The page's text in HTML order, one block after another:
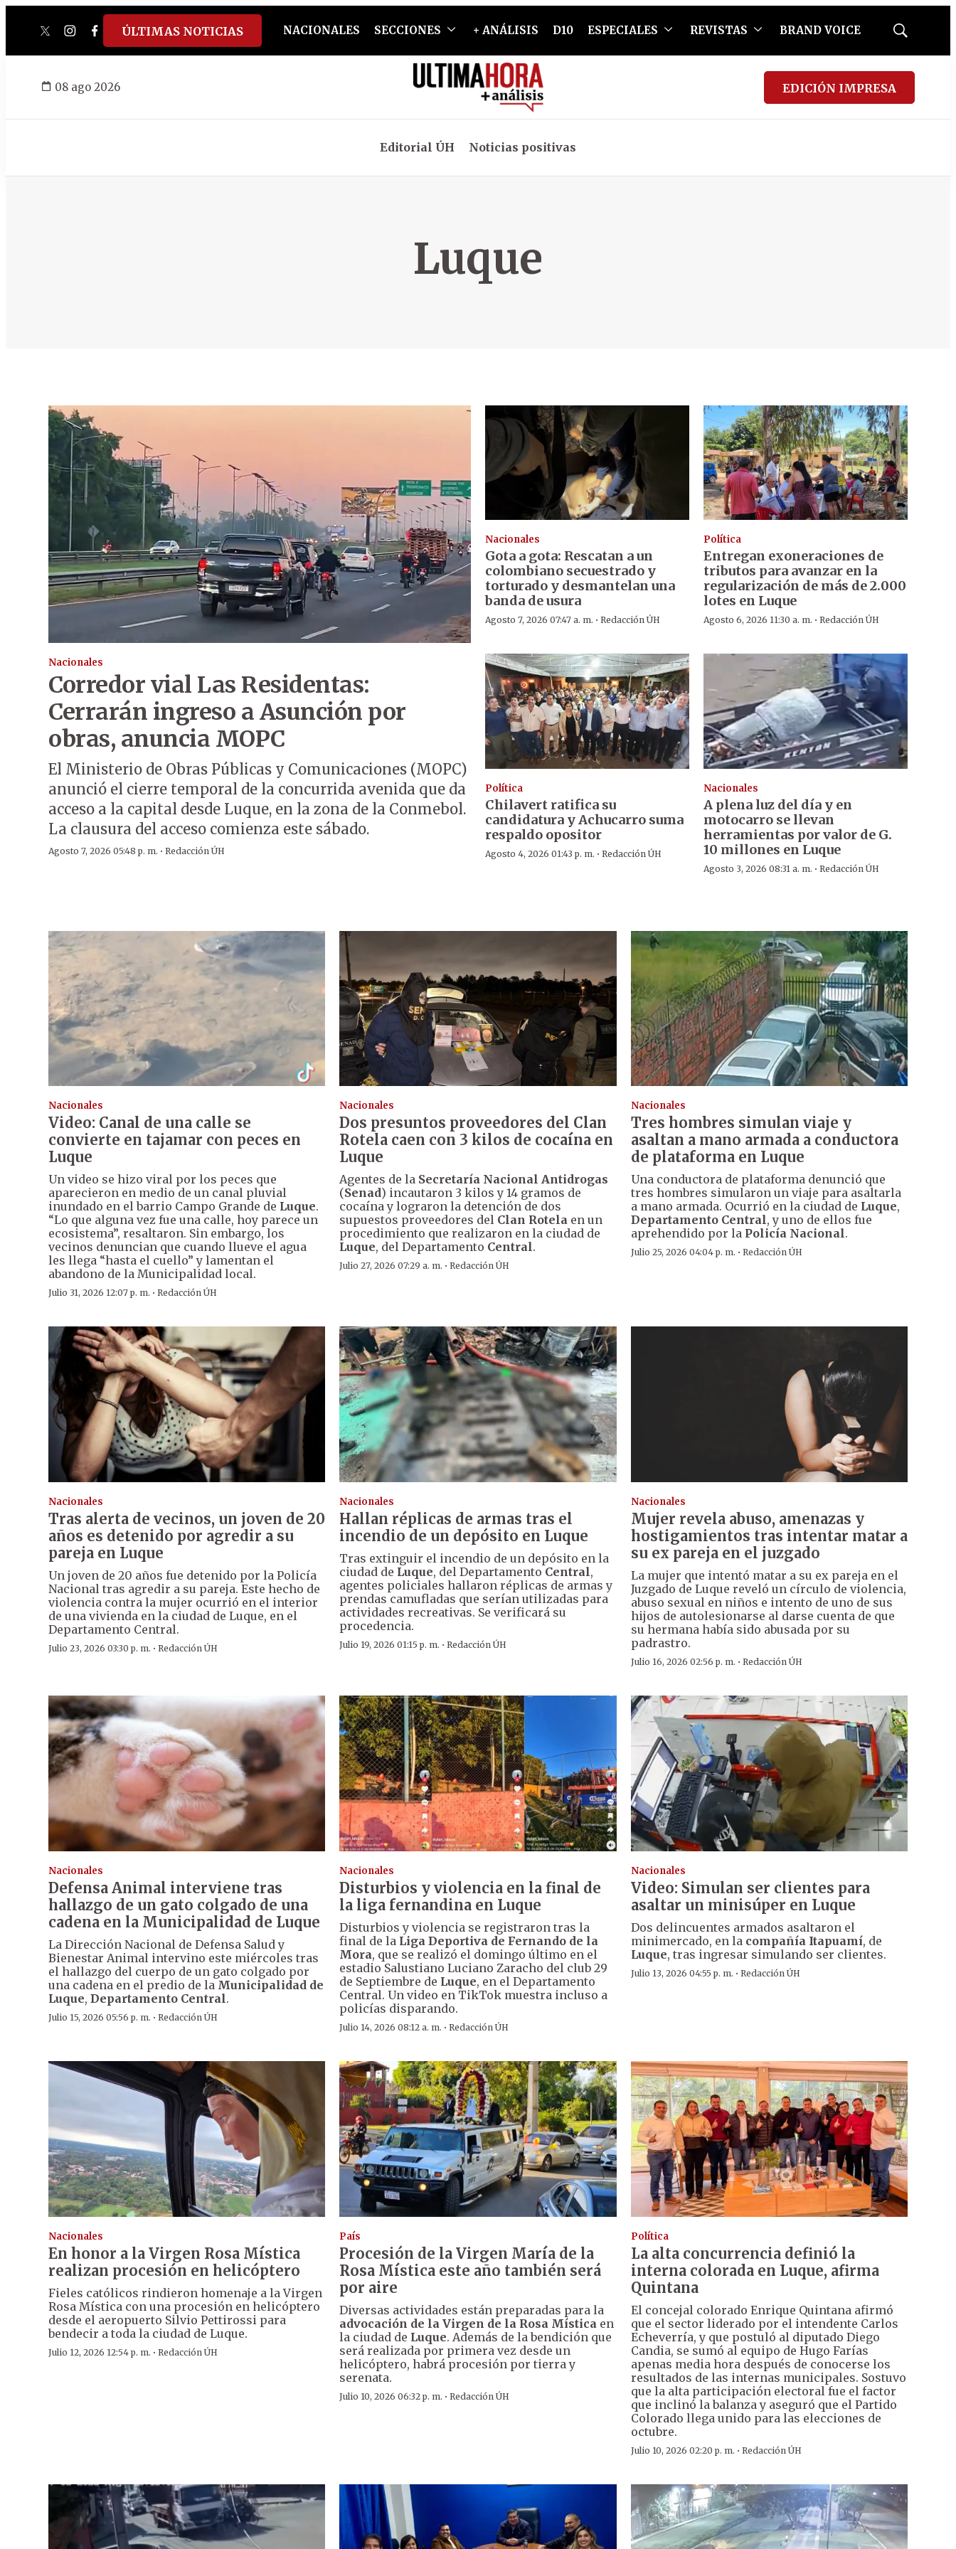
twitterinstagram
facebook
tiktokyoutube
spotify
ÚLTIMAS NOTICIAS NACIONALES SECCIONES + ANÁLISIS D10 ESPECIALES REVISTAS BRAND VOICE
Mostrar
08 ago 2026 EDICIÓN IMPRESA
Editorial ÚH Noticias positivas
Luque
Nacionales
Corredor vial Las Residentas:
Cerrarán ingreso a Asunción por
obras, anuncia MOPC
El Ministerio de Obras Públicas y Comunicaciones (MOPC)
anunció el cierre temporal de la concurrida avenida que da
acceso a la capital desde Luque, en la zona de la Conmebol.
La clausura del acceso comienza este sábado.
Agosto 7, 2026 05:48 p. m. · Redacción ÚH
Nacionales
Gota a gota: Rescatan a un
colombiano secuestrado y
torturado y desmantelan una
banda de usura
Agosto 7, 2026 07:47 a. m. · Redacción ÚH
Política
Entregan exoneraciones de
tributos para avanzar en la
regularización de más de 2.000
lotes en Luque
Agosto 6, 2026 11:30 a. m. · Redacción ÚH
Política
Chilavert ratifica su
candidatura y Achucarro suma
respaldo opositor
Agosto 4, 2026 01:43 p. m. · Redacción ÚH
Nacionales
A plena luz del día y en
motocarro se llevan
herramientas por valor de G.
10 millones en Luque
Agosto 3, 2026 08:31 a. m. · Redacción ÚH
Nacionales
Video: Canal de una calle se
convierte en tajamar con peces en
Luque
Un video se hizo viral por los peces que
aparecieron en medio de un canal pluvial
inundado en el barrio Campo Grande de Luque.
“Lo que alguna vez fue una calle, hoy parece un
ecosistema”, resaltaron. Sin embargo, los
vecinos denuncian que cuando llueve el agua
les llega “hasta el cuello” y lamentan el
abandono de la Municipalidad local.
Julio 31, 2026 12:07 p. m. · Redacción ÚH
Nacionales
Dos presuntos proveedores del Clan
Rotela caen con 3 kilos de cocaína en
Luque
Agentes de la Secretaría Nacional Antidrogas
(Senad) incautaron 3 kilos y 14 gramos de
cocaína y lograron la detención de dos
supuestos proveedores del Clan Rotela en un
procedimiento que realizaron en la ciudad de
Luque, del Departamento Central.
Julio 27, 2026 07:29 a. m. ·Redacción ÚH
Nacionales
Tres hombres simulan viaje y
asaltan a mano armada a conductora
de plataforma en Luque
Una conductora de plataforma denunció que
tres hombres simularon un viaje para asaltarla
a mano armada. Ocurrió en la ciudad de Luque,
Departamento Central, y uno de ellos fue
aprehendido por la Policía Nacional.
Julio 25, 2026 04:04 p. m. · Redacción ÚH
Nacionales
Tras alerta de vecinos, un joven de 20
años es detenido por agredir a su
pareja en Luque
Un joven de 20 años fue detenido por la Policía
Nacional tras agredir a su pareja. Este hecho de
violencia contra la mujer ocurrió en el interior
de una vivienda en la ciudad de Luque, en el
Departamento Central.
Julio 23, 2026 03:30 p. m. · Redacción ÚH
Nacionales
Hallan réplicas de armas tras el
incendio de un depósito en Luque
Tras extinguir el incendio de un depósito en la
ciudad de Luque, del Departamento Central,
agentes policiales hallaron réplicas de armas y
prendas camufladas que serían utilizadas para
actividades recreativas. Se verificará su
procedencia.
Julio 19, 2026 01:15 p. m. ·Redacción ÚH
Nacionales
Mujer revela abuso, amenazas y
hostigamientos tras intentar matar a
su ex pareja en el juzgado
La mujer que intentó matar a su ex pareja en el
Juzgado de Luque reveló un círculo de violencia,
abuso sexual en niños e intento de uno de sus
hijos de autolesionarse al darse cuenta de que
su hermana había sido abusada por su
padrastro.
Julio 16, 2026 02:56 p. m. · Redacción ÚH
Nacionales
Defensa Animal interviene tras
hallazgo de un gato colgado de una
cadena en la Municipalidad de Luque
La Dirección Nacional de Defensa Salud y
Bienestar Animal intervino este miércoles tras
el hallazgo del cuerpo de un gato colgado por
una cadena en el predio de la Municipalidad de
Luque, Departamento Central.
Julio 15, 2026 05:56 p. m. · Redacción ÚH
Nacionales
Disturbios y violencia en la final de
la liga fernandina en Luque
Disturbios y violencia se registraron tras la
final de la Liga Deportiva de Fernando de la
Mora, que se realizó el domingo último en el
estadio Salustiano Luciano Zaracho del club 29
de Septiembre de Luque, en el Departamento
Central. Un video en TikTok muestra incluso a
policías disparando.
Julio 14, 2026 08:12 a. m. ·Redacción ÚH
Nacionales
Video: Simulan ser clientes para
asaltar un minisúper en Luque
Dos delincuentes armados asaltaron el
minimercado, en la compañía Itapuamí, de
Luque, tras ingresar simulando ser clientes.
Julio 13, 2026 04:55 p. m. · Redacción ÚH
Nacionales
En honor a la Virgen Rosa Mística
realizan procesión en helicóptero
Fieles católicos rindieron homenaje a la Virgen
Rosa Mística con una procesión en helicóptero
desde el aeropuerto Silvio Pettirossi para
bendecir a toda la ciudad de Luque.
Julio 12, 2026 12:54 p. m. · Redacción ÚH
País
Procesión de la Virgen María de la
Rosa Mística este año también será
por aire
Diversas actividades están preparadas para la
advocación de la Virgen de la Rosa Mística en
la ciudad de Luque. Además de la bendición que
será realizada por primera vez desde un
helicóptero, habrá procesión por tierra y
serenata.
Julio 10, 2026 06:32 p. m. ·Redacción ÚH
Política
La alta concurrencia definió la
interna colorada en Luque, afirma
Quintana
El concejal colorado Enrique Quintana afirmó
que el sector liderado por el intendente Carlos
Echeverría, y que postuló al diputado Diego
Candia, se sumó al equipo de Hugo Farías
apenas media hora después de conocerse los
resultados de las internas municipales. Sostuvo
que la alta participación electoral fue el factor
que inclinó la balanza y aseguró que el Partido
Colorado llega unido para las elecciones de
octubre.
Julio 10, 2026 02:20 p. m. · Redacción ÚH